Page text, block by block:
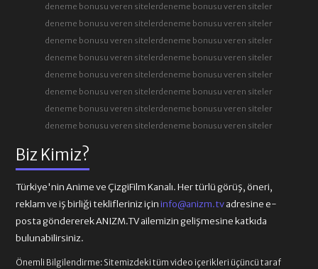
Biz Kimiz?
Türkiye'nin Anime ve ÇizgiFilm Kanalı. Her türlü görüş, öneri,
reklam ve iş birliği teklifleriniz içininfo@anizm.tvadresine e-
posta göndererek ANIZM.TV ailemizin gelişmesine katkıda
bulunabilirsiniz.
Önemli Bilgilendirme: Sitemizdeki tüm video içerikleri üçüncü taraf
deneme bonusu veren sitelerdeneme bonusu veren siteler
deneme bonusu veren sitelerdeneme bonusu veren siteler
deneme bonusu veren sitelerdeneme bonusu veren siteler
deneme bonusu veren sitelerdeneme bonusu veren siteler
deneme bonusu veren sitelerdeneme bonusu veren siteler
deneme bonusu veren sitelerdeneme bonusu veren siteler
deneme bonusu veren sitelerdeneme bonusu veren siteler
deneme bonusu veren sitelerdeneme bonusu veren siteler